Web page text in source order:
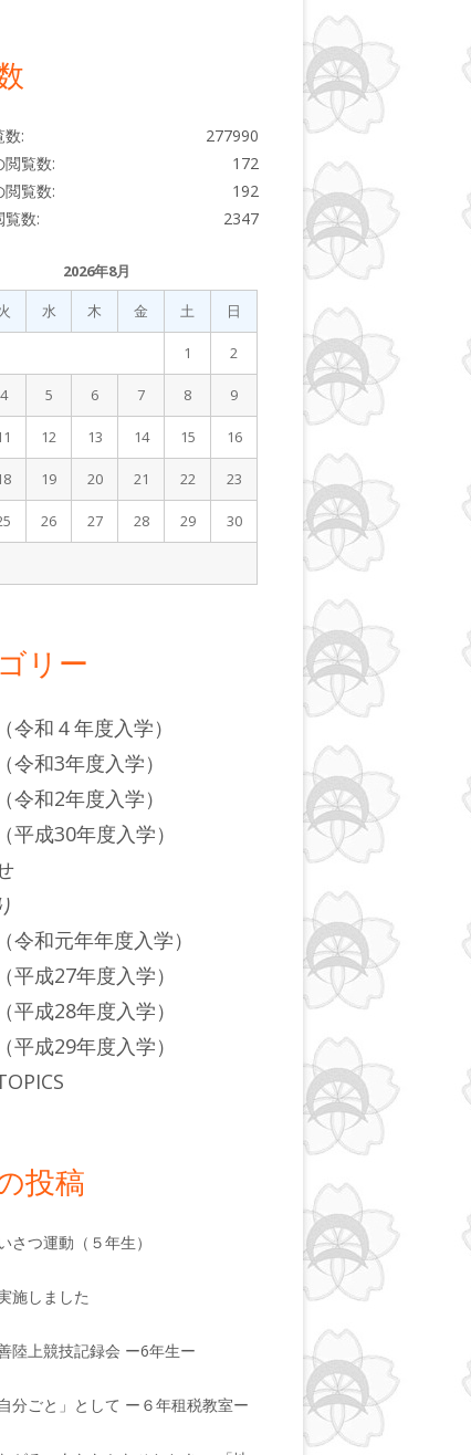
277990
数:
172
閲覧数:
192
閲覧数:
2347
覧数:
2026年8月
水 木 金 土 日
1 2
4 5 6 7 8 9
12 13 14 15 16
19 20 21 22 23
26 27 28 29 30
リー
令和４年度入学）
令和3年度入学）
令和2年度入学）
平成30年度入学）
令和元年年度入学）
平成27年度入学）
平成28年度入学）
平成29年度入学）
投稿
さつ運動（５年生）
施しました
陸上競技記録会 ー6年生ー
分ごと」として ー６年租税教室ー